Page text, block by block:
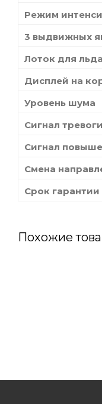
Режим
3 выдвижных
Лоток для льда
Дисплей на
Уровень шума
Сигнал
Сигнал
Смена
Срок гарантии
Похожие